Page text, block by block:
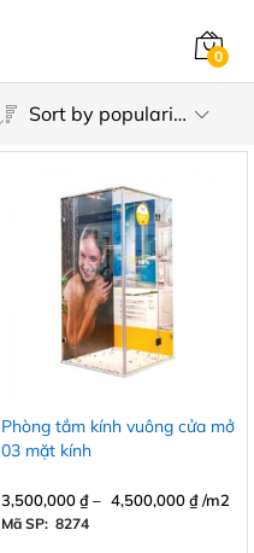
0
Sort by popularity
Phòng tắm kính vuông cửa mở
03 mặt kính
3,500,000₫– 4,500,000₫/m2
Mã SP: 8274